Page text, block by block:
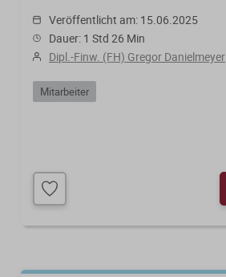
Veröffentlicht am: 15.06.2025
Dauer: 1 Std 26 Min
Dipl.-Finw. (FH) Gregor Danielmeyer
Mitarbeiter